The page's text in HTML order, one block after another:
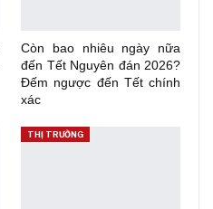
Còn bao nhiêu ngày nữa
đến Tết Nguyên đán 2026?
Đếm ngược đến Tết chính
xác
THỊ TRƯỜNG